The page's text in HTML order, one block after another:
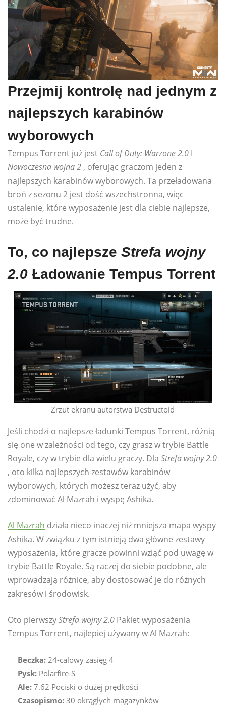
Przejmij kontrolę nad jednym z
najlepszych karabinów
wyborowych
Tempus Torrent już jest Call of Duty: Warzone 2.0 I
Nowoczesna wojna 2 , oferując graczom jeden z
najlepszych karabinów wyborowych. Ta przeładowana
broń z sezonu 2 jest dość wszechstronna, więc
ustalenie, które wyposażenie jest dla ciebie najlepsze,
może być trudne.
To, co najlepsze Strefa wojny
2.0 Ładowanie Tempus Torrent
Zrzut ekranu autorstwa Destructoid
Jeśli chodzi o najlepsze ładunki Tempus Torrent, różnią
się one w zależności od tego, czy grasz w trybie Battle
Royale, czy w trybie dla wielu graczy. Dla Strefa wojny 2.0
, oto kilka najlepszych zestawów karabinów
wyborowych, których możesz teraz użyć, aby
zdominować Al Mazrah i wyspę Ashika.
Al Mazrah działa nieco inaczej niż mniejsza mapa wyspy
Ashika. W związku z tym istnieją dwa główne zestawy
wyposażenia, które gracze powinni wziąć pod uwagę w
trybie Battle Royale. Są raczej do siebie podobne, ale
wprowadzają różnice, aby dostosować je do różnych
zakresów i środowisk.
Oto pierwszyStrefa wojny 2.0 Pakiet wyposażenia
Tempus Torrent, najlepiej używany w Al Mazrah:
Beczka: 24-calowy zasięg 4
Pysk: Polarfire-S
Ale: 7.62 Pociski o dużej prędkości
Czasopismo: 30 okrągłych magazynków